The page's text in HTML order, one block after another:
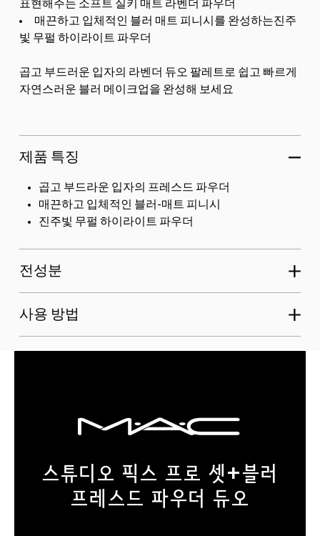
표현해주는 소프트 실키 매트 라벤더 파우더
매끈하고 입체적인 블러 매트 피니시를 완성하는진주
빛 무펄 하이라이트 파우더
곱고 부드러운 입자의 라벤더 듀오 팔레트로 쉽고 빠르게
자연스러운 블러 메이크업을 완성해 보세요
제품 특징
곱고 부드라운 입자의 프레스드 파우더
매끈하고 입체적인 블러-매트 피니시
진주빛 무펄 하이라이트 파우더
전성분
사용 방법
스튜디오 픽스 프로 셋+블러
프레스드 파우더 듀오